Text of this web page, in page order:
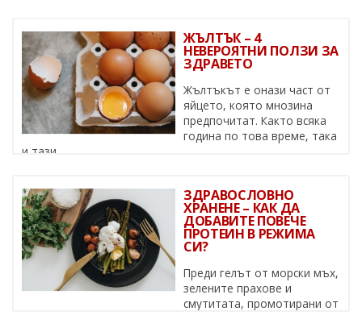
ЖЪЛТЪК – 4
НЕВЕРОЯТНИ ПОЛЗИ ЗА
ЗДРАВЕТО
Жълтъкът е онази част от
яйцето, която мнозина
предпочитат. Както всяка
година по това време, така
и тази, ...
ЗДРАВОСЛОВНО
ХРАНЕНЕ – КАК ДА
ДОБАВИТЕ ПОВЕЧЕ
ПРОТЕИН В РЕЖИМА
СИ?
Преди гелът от морски мъх,
зелените прахове и
смутитата, промотирани от